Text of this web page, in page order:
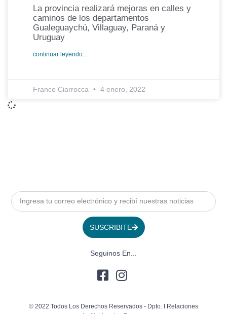
La provincia realizará mejoras en calles y
caminos de los departamentos
Gualeguaychú, Villaguay, Paraná y
Uruguay
continuar leyendo...
Franco Ciarrocca 4 enero, 2022
SUSCRIBITE
Seguinos En...
© 2022 Todos Los Derechos Reservados - Dpto. I Relaciones